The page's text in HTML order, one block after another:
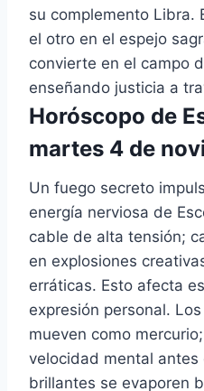
su complemento Libra.
el otro en el espejo
convierte en el campo
enseñando justicia a
Horóscopo de
martes 4 de
Un fuego secreto
energía nerviosa de
cable de alta tensión;
en explosiones
erráticas. Esto afecta
expresión personal.
mueven como
velocidad mental antes
brillantes se evaporen